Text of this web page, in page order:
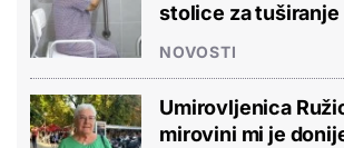
stolice za tuširanje
NOVOSTI
Umirovljenica
mirovini mi je